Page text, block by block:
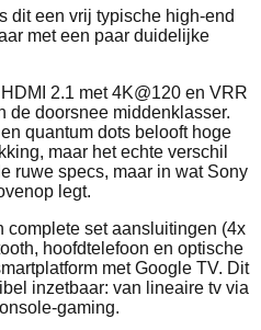
dit een vrij typische high-end
met een paar duidelijke
2.1 met 4K@120 en VRR
de doorsnee middenklasser.
quantum dots belooft hoge
maar het echte verschil
ruwe specs, maar in wat Sony
legt.
complete set aansluitingen (4x
hoofdtelefoon en optische
met Google TV. Dit
inzetbaar: van lineaire tv via
gaming.